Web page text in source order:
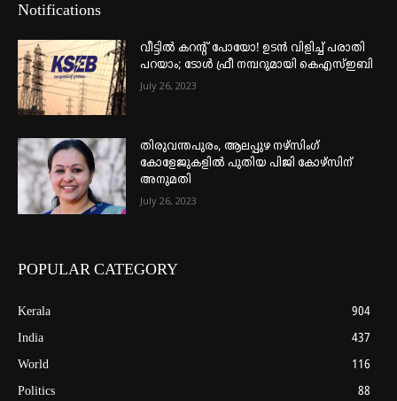
Notifications
വീട്ടില്‍ കറന്റ് പോയോ! ഉടന്‍ വിളിച്ച് പരാതി
പറയാം; ടോള്‍ ഫ്രീ നമ്പറുമായി കെഎസ്ഇബി
July 26, 2023
തിരുവന്തപുരം, ആലപ്പുഴ നഴ്‌സിംഗ്
കോളേജുകളില്‍ പുതിയ പിജി കോഴ്‌സിന്
അനുമതി
July 26, 2023
POPULAR CATEGORY
Kerala
904
India
437
World
116
Politics
88